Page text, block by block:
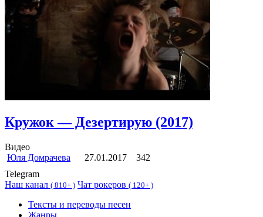
Кружок — Дезертирую (2017)
Видео
Юля Домрачева
27.01.2017
342
Telegram
Наш канал ( 810+ ) Чат рокеров ( 120+ )
Тексты и переводы песен
Жанры